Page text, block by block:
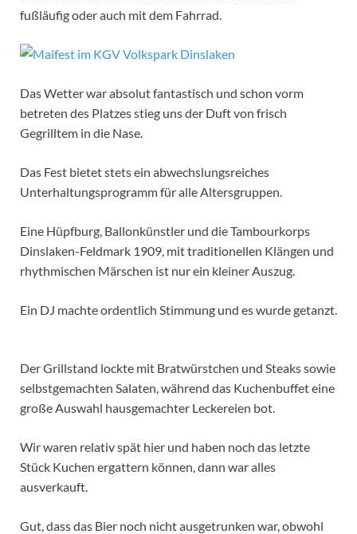
fußläufig oder auch mit dem Fahrrad.
Das Wetter war absolut fantastisch und schon vorm
betreten des Platzes stieg uns der Duft von frisch
Gegrilltem in die Nase.
Das Fest bietet stets ein abwechslungsreiches
Unterhaltungsprogramm für alle Altersgruppen.
Eine Hüpfburg, Ballonkünstler und die Tambourkorps
Dinslaken-Feldmark 1909, mit traditionellen Klängen und
rhythmischen Märschen ist nur ein kleiner Auszug.
Ein DJ machte ordentlich Stimmung und es wurde getanzt.
Der Grillstand lockte mit Bratwürstchen und Steaks sowie
selbstgemachten Salaten, während das Kuchenbuffet eine
große Auswahl hausgemachter Leckereien bot.
Wir waren relativ spät hier und haben noch das letzte
Stück Kuchen ergattern können, dann war alles
ausverkauft.
Gut, dass das Bier noch nicht ausgetrunken war, obwohl